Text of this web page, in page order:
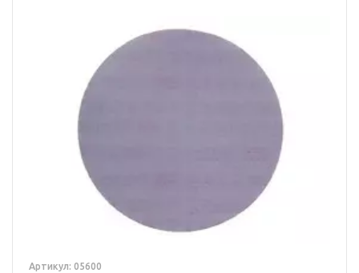
Артикул: 05600